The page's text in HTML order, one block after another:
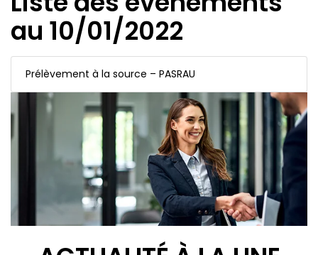
au 10/01/2022
Prélèvement à la source – PASRAU